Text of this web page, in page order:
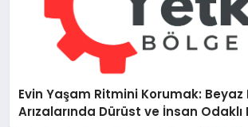
Evin Yaşam Ritmini Korumak: Beyaz
Arızalarında Dürüst ve İnsan